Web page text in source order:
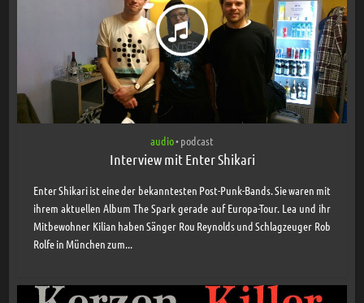
audio•podcast
Interview mit Enter Shikari
Enter Shikari ist eine der bekanntesten Post-Punk-Bands. Sie waren mit
ihrem aktuellen Album The Spark gerade auf Europa-Tour. Lea und ihr
Mitbewohner Kilian haben Sänger Rou Reynolds und Schlagzeuger Rob
Rolfe in München zum...